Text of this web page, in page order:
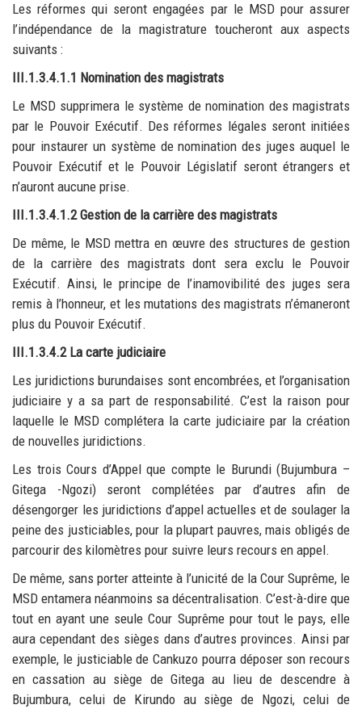
Les réformes qui seront engagées par le MSD pour assurer
l’indépendance de la magistrature toucheront aux aspects
suivants :
III.1.3.4.1.1 Nomination des magistrats
Le MSD supprimera le système de nomination des magistrats
par le Pouvoir Exécutif. Des réformes légales seront initiées
pour instaurer un système de nomination des juges auquel le
Pouvoir Exécutif et le Pouvoir Législatif seront étrangers et
n’auront aucune prise.
III.1.3.4.1.2 Gestion de la carrière des magistrats
De même, le MSD mettra en œuvre des structures de gestion
de la carrière des magistrats dont sera exclu le Pouvoir
Exécutif. Ainsi, le principe de l’inamovibilité des juges sera
remis à l’honneur, et les mutations des magistrats n’émaneront
plus du Pouvoir Exécutif.
III.1.3.4.2 La carte judiciaire
Les juridictions burundaises sont encombrées, et l’organisation
judiciaire y a sa part de responsabilité. C’est la raison pour
laquelle le MSD complétera la carte judiciaire par la création
de nouvelles juridictions.
Les trois Cours d’Appel que compte le Burundi (Bujumbura –
Gitega -Ngozi) seront complétées par d’autres afin de
désengorger les juridictions d’appel actuelles et de soulager la
peine des justiciables, pour la plupart pauvres, mais obligés de
parcourir des kilomètres pour suivre leurs recours en appel.
De même, sans porter atteinte à l’unicité de la Cour Suprême, le
MSD entamera néanmoins sa décentralisation. C’est-à-dire que
tout en ayant une seule Cour Suprême pour tout le pays, elle
aura cependant des sièges dans d’autres provinces. Ainsi par
exemple, le justiciable de Cankuzo pourra déposer son recours
en cassation au siège de Gitega au lieu de descendre à
Bujumbura, celui de Kirundo au siège de Ngozi, celui de